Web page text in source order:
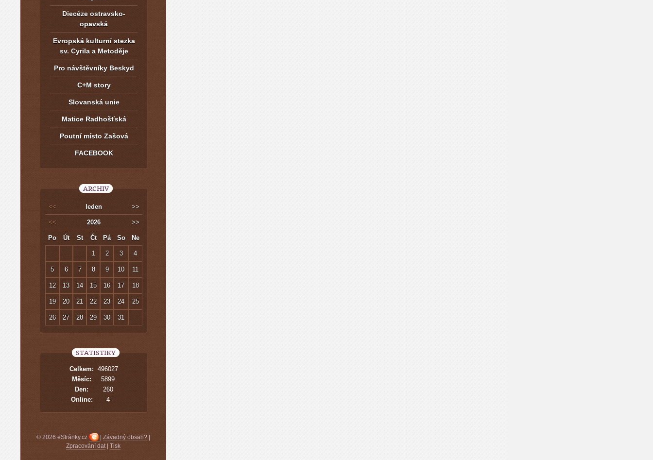
Diecéze ostravsko-
opavská
Evropská kulturní stezka
sv. Cyrila a Metoděje
Pro návštěvníky Beskyd
C+M story
Slovanská unie
Matice Radhošťská
Poutní místo Zašová
FACEBOOK
ARCHIV
<< leden >>
<< 2026 >>
Po Út St Čt Pá So Ne
1 2 3 4
5 6 7 8 9 10 11
12 13 14 15 16 17 18
19 20 21 22 23 24 25
26 27 28 29 30 31
STATISTIKY
Online: 4
Celkem: 496027
Měsíc:
5899
Den:
260
© 2026 eStránky.cz Závadný obsah?
Zpracování dat| Tisk